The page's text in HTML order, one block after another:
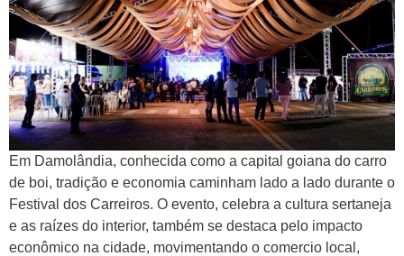
Em Damolândia, conhecida como a capital goiana do carro
de boi, tradição e economia caminham lado a lado durante o
Festival dos Carreiros. O evento, celebra a cultura sertaneja
e as raízes do interior, também se destaca pelo impacto
econômico na cidade, movimentando o comercio local,